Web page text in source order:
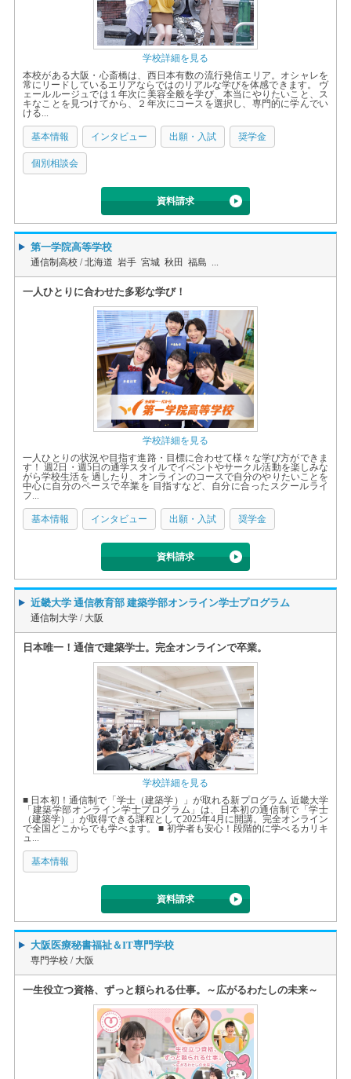
学校詳細を見る
本校がある大阪・心斎橋は、西日本有数の流行発信エリア。オシャレを
常にリードしているエリアならではのリアルな学びを体感できます。 ヴ
ェールルージュでは１年次に美容全般を学び、本当にやりたいこと、ス
キなことを見つけてから、２年次にコースを選択し、専門的に学んでい
ける...
基本情報 インタビュー 出願・入試 奨学金
個別相談会
資料請求
第一学院高等学校
通信制高校 /北海道 岩手 宮城 秋田 福島 ...
一人ひとりに合わせた多彩な学び！
学校詳細を見る
一人ひとりの状況や目指す進路・目標に合わせて様々な学び方ができま
す！ 週2日・週5日の通学スタイルでイベントやサークル活動を楽しみな
がら学校生活を 過したり、オンラインのコースで自分のやりたいことを
中心に自分のペースで卒業を 目指すなど、自分に合ったスクールライ
フ...
基本情報 インタビュー 出願・入試 奨学金
資料請求
近畿大学 通信教育部 建築学部オンライン学士プログラム
通信制大学 / 大阪
日本唯一！通信で建築学士。完全オンラインで卒業。
学校詳細を見る
■ 日本初！通信制で「学士（建築学）」が取れる新プログラム 近畿大学
「建築学部オンライン学士プログラム」は、日本初の通信制で「学士
（建築学）」が取得できる課程として2025年4月に開講。完全オンライン
で全国どこからでも学べます。 ■ 初学者も安心！段階的に学べるカリキ
ュ...
基本情報
資料請求
大阪医療秘書福祉＆IT専門学校
専門学校 / 大阪
一生役立つ資格、ずっと頼られる仕事。～広がるわたしの未来～